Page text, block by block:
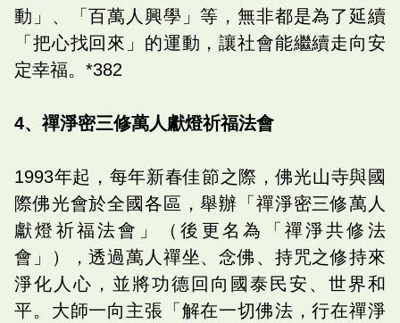
動」、「百萬人興學」等，無非都是為了延續
「把心找回來」的運動，讓社會能繼續走向安
定幸福。*382
4、禪淨密三修萬人獻燈祈福法會
1993年起，每年新春佳節之際，佛光山寺與國
際佛光會於全國各區，舉辦「禪淨密三修萬人
獻燈祈福法會」（後更名為「禪淨共修法
會」），透過萬人禪坐、念佛、持咒之修持來
淨化人心，並將功德回向國泰民安、世界和
平。大師一向主張「解在一切佛法，行在禪淨